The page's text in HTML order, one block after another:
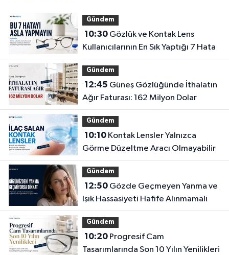
Gündem
10:30Gözlük ve Kontak Lens
Kullanıcılarının En Sık Yaptığı 7 Hata
Gündem
12:45
Ağır Faturası: 162 Milyon Dolar
Gündem
10:10Kontak Lensler Yalnızca
Görme Düzeltme Aracı Olmayabilir
Gündem
12:50Gözde Geçmeyen Yanma ve
Işık Hassasiyeti Hafife Alınmamalı
Gündem
10:20Progresif Cam
Tasarımlarında Son 10 Yılın Yenilikleri